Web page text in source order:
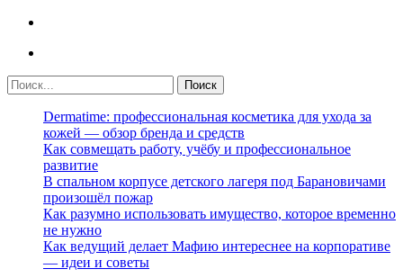
Dermatime: профессиональная косметика для ухода за
кожей — обзор бренда и средств
Как совмещать работу, учёбу и профессиональное
развитие
В спальном корпусе детского лагеря под Барановичами
произошёл пожар
Как разумно использовать имущество, которое временно
не нужно
Как ведущий делает Мафию интереснее на корпоративе
— идеи и советы